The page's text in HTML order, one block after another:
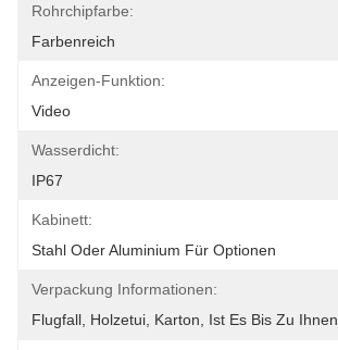
Rohrchipfarbe:
Farbenreich
Anzeigen-Funktion:
Video
Wasserdicht:
IP67
Kabinett:
Stahl Oder Aluminium Für Optionen
Verpackung Informationen:
Flugfall, Holzetui, Karton, Ist Es Bis Zu Ihnen.